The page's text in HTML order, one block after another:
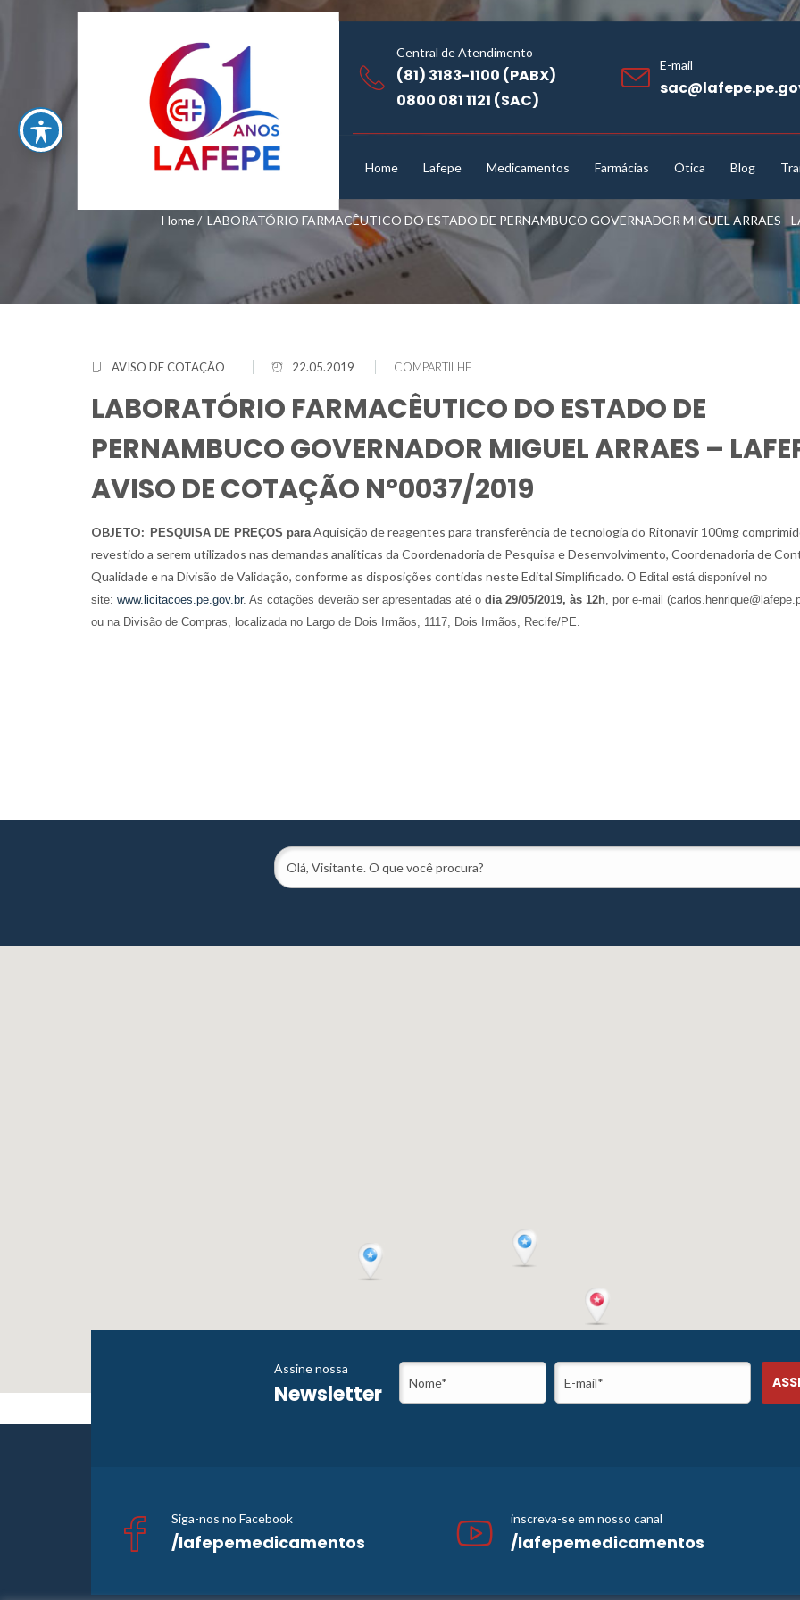
Central de Atendimento
(81) 3183-1100 (PABX)
0800 081 1121 (SAC)
E-mail
Home Lafepe Medicamentos Farmácias Ótica Blog
Home/ LABORATÓRIO FARMACÊUTICO DO ESTADO DE PERNAMBUCO GOVERNADOR MIGUEL ARRAES -
AVISO DE COTAÇÃO 22.05.2019 COMPARTILHE
LABORATÓRIO FARMACÊUTICO DO ESTADO DE
PERNAMBUCO GOVERNADOR MIGUEL ARRAES –
AVISO DE COTAÇÃO Nº0037/2019
OBJETO: PESQUISA DE PREÇOS para Aquisição de reagentes para transferência de tecnologia do Ritonavir 100mg
revestido a serem utilizados nas demandas analíticas da Coordenadoria de Pesquisa e Desenvolvimento, Coordenadoria de
Qualidade e na Divisão de Validação, conforme as disposições contidas neste Edital Simplificado. O Edital está disponível no
site: www.licitacoes.pe.gov.br. As cotações deverão ser apresentadas até o dia 29/05/2019, às 12h, por e-mail
ou na Divisão de Compras, localizada no Largo de Dois Irmãos, 1117, Dois Irmãos, Recife/PE.
Assine nossa
Newsletter
Siga-nos no Facebook
/lafepemedicamentos
inscreva-se em nosso canal
/lafepemedicamentos